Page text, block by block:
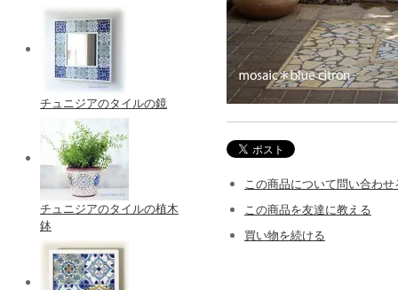
この商品について問い合わせ
この商品を友達に教える
買い物を続ける
チュニジアのタイルの鏡
チュニジアのタイルの植木
鉢